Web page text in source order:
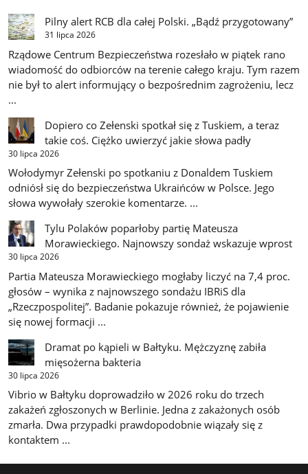
Pilny alert RCB dla całej Polski. „Bądź przygotowany”
31 lipca 2026
Rządowe Centrum Bezpieczeństwa rozesłało w piątek rano
wiadomość do odbiorców na terenie całego kraju. Tym razem
nie był to alert informujący o bezpośrednim zagrożeniu, lecz
...
Dopiero co Zełenski spotkał się z Tuskiem, a teraz
takie coś. Ciężko uwierzyć jakie słowa padły
30 lipca 2026
Wołodymyr Zełenski po spotkaniu z Donaldem Tuskiem
odniósł się do bezpieczeństwa Ukraińców w Polsce. Jego
słowa wywołały szerokie komentarze. ...
Tylu Polaków poparłoby partię Mateusza
Morawieckiego. Najnowszy sondaż wskazuje wprost
30 lipca 2026
Partia Mateusza Morawieckiego mogłaby liczyć na 7,4 proc.
głosów – wynika z najnowszego sondażu IBRiS dla
„Rzeczpospolitej”. Badanie pokazuje również, że pojawienie
się nowej formacji ...
Dramat po kąpieli w Bałtyku. Mężczyznę zabiła
mięsożerna bakteria
30 lipca 2026
Vibrio w Bałtyku doprowadziło w 2026 roku do trzech
zakażeń zgłoszonych w Berlinie. Jedna z zakażonych osób
zmarła. Dwa przypadki prawdopodobnie wiązały się z
kontaktem ...